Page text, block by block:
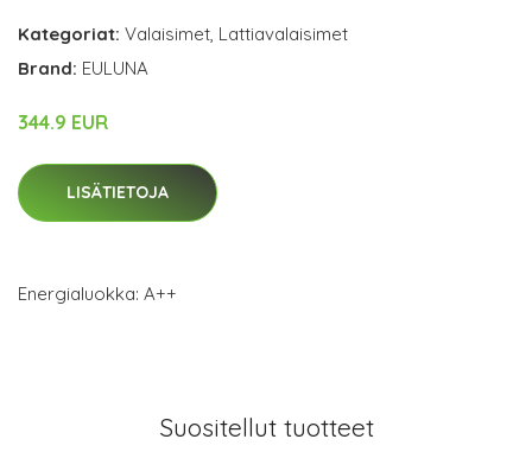
Kategoriat: Valaisimet, Lattiavalaisimet
Brand: EULUNA
344.9 EUR
LISÄTIETOJA
Energialuokka: A++
Suositellut tuotteet